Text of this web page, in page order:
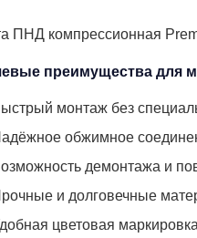
ПНД компрессионная
преимущества для
монтаж без
обжимное
демонтажа и
и долговечные
цветовая